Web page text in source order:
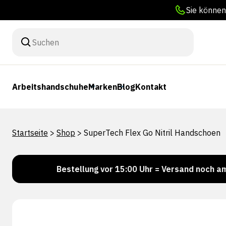
Sie
ArbeitshandschuheMarkenBlogKontakt
Startseite > Shop > SuperTech Flex Go Nitril Handschoen
Bestellung vor 15:00 Uhr = Versand noch am selben